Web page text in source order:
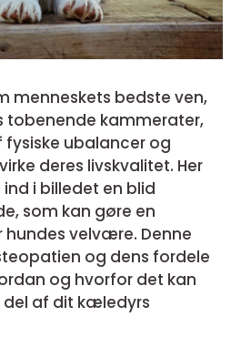
menneskets bedste ven,
tobenende kammerater,
fysiske ubalancer og
deres livskvalitet. Her
i billedet en blid
som kan gøre en
velvære. Denne
og dens fordele
og hvorfor det kan
af dit kæledyrs